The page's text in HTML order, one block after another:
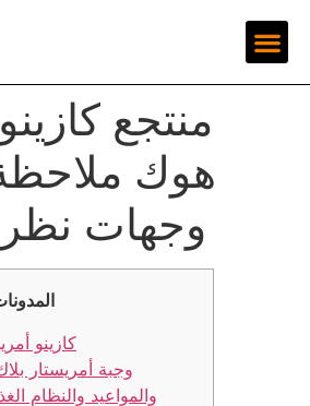
منتجع
هوك
وجهات نظر
كازينو
وجبة أمريستار